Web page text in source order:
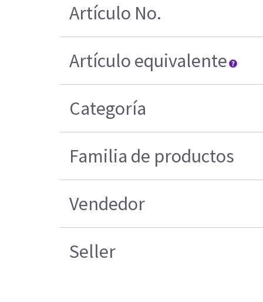
Artículo No.
Artículo equivalente
Categoría
Familia de productos
Vendedor
Seller